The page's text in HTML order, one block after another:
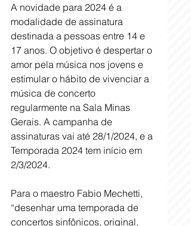
A novidade para 2024 é a
modalidade de assinatura
destinada a pessoas entre 14 e
17 anos. O objetivo é despertar o
amor pela música nos jovens e
estimular o hábito de vivenciar a
música de concerto
regularmente na Sala Minas
Gerais. A campanha de
assinaturas vai até 28/1/2024, e a
Temporada 2024 tem início em
2/3/2024.
Para o maestro Fabio Mechetti,
“desenhar uma temporada de
concertos sinfônicos, original,